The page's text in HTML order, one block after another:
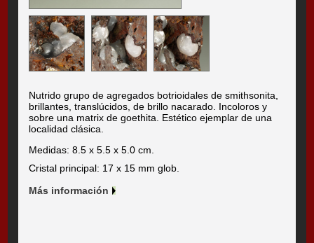
Nutrido grupo de agregados botrioidales de smithsonita,
brillantes, translúcidos, de brillo nacarado. Incoloros y
sobre una matrix de goethita. Estético ejemplar de una
localidad clásica.
Medidas: 8.5 x 5.5 x 5.0 cm.
Cristal principal: 17 x 15 mm glob.
Más información